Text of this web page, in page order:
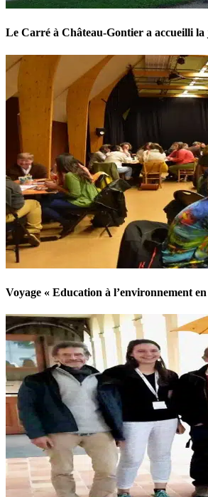
Le Carré à Château-Gontier a accueilli la
Voyage « Education à l’environnement en